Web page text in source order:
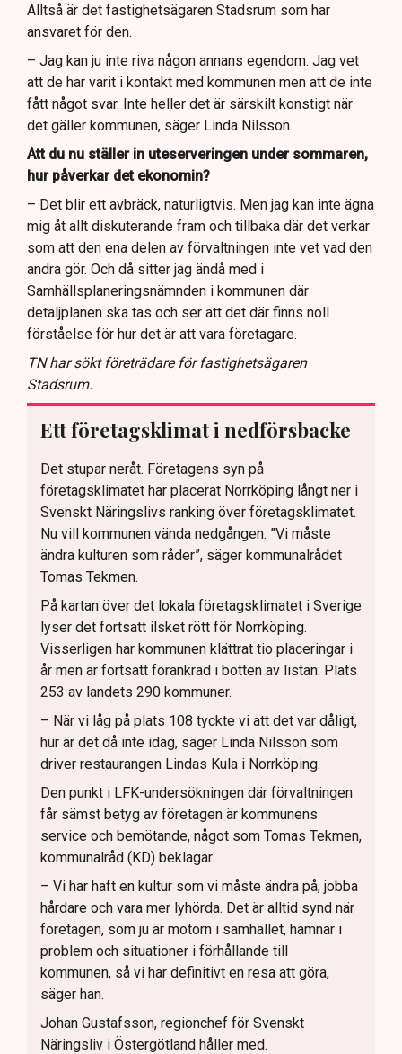
Alltså är det fastighetsägaren Stadsrum som har
ansvaret för den.
– Jag kan ju inte riva någon annans egendom. Jag vet
att de har varit i kontakt med kommunen men att de inte
fått något svar. Inte heller det är särskilt konstigt när
det gäller kommunen, säger Linda Nilsson.
Att du nu ställer in uteserveringen under sommaren,
hur påverkar det ekonomin?
– Det blir ett avbräck, naturligtvis. Men jag kan inte ägna
mig åt allt diskuterande fram och tillbaka där det verkar
som att den ena delen av förvaltningen inte vet vad den
andra gör. Och då sitter jag ändå med i
Samhällsplaneringsnämnden i kommunen där
detaljplanen ska tas och ser att det där finns noll
förståelse för hur det är att vara företagare.
TN har sökt företrädare för fastighetsägaren
Stadsrum.
Ett företagsklimat i nedförsbacke
Det stupar neråt. Företagens syn på
företagsklimatet har placerat Norrköping långt ner i
Svenskt Näringslivs ranking över företagsklimatet.
Nu vill kommunen vända nedgången. ”Vi måste
ändra kulturen som råder”, säger kommunalrådet
Tomas Tekmen.
På kartan över det lokala företagsklimatet i Sverige
lyser det fortsatt ilsket rött för Norrköping.
Visserligen har kommunen klättrat tio placeringar i
år men är fortsatt förankrad i botten av listan: Plats
253 av landets 290 kommuner.
– När vi låg på plats 108 tyckte vi att det var dåligt,
hur är det då inte idag, säger Linda Nilsson som
driver restaurangen Lindas Kula i Norrköping.
Den punkt i LFK-undersökningen där förvaltningen
får sämst betyg av företagen är kommunens
service och bemötande, något som Tomas Tekmen,
kommunalråd (KD) beklagar.
– Vi har haft en kultur som vi måste ändra på, jobba
hårdare och vara mer lyhörda. Det är alltid synd när
företagen, som ju är motorn i samhället, hamnar i
problem och situationer i förhållande till
kommunen, så vi har definitivt en resa att göra,
säger han.
Johan Gustafsson, regionchef för Svenskt
Näringsliv i Östergötland håller med.